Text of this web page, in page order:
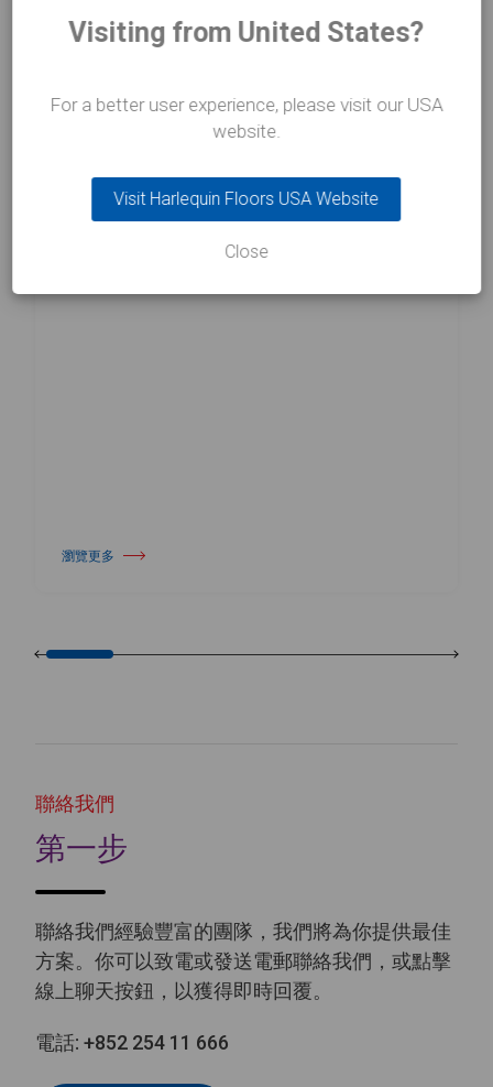
瀏覽更多
關於 Harlequin Floors 宣布領導層交接
聯絡我們
第一步
聯絡我們經驗豐富的團隊，我們將為你提供最佳
方案。你可以致電或發送電郵聯絡我們，或點擊
線上聊天按鈕，以獲得即時回覆。
電話: +852 254 11 666
Visiting from United States?
For a better user experience, please visit our USA
website.
Visit Harlequin Floors USA Website
Close